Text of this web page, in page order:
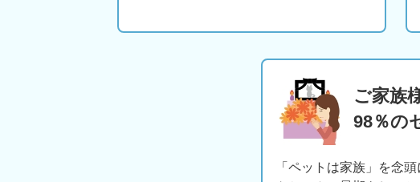
ご家族
98％の
「ペットは家族」を念